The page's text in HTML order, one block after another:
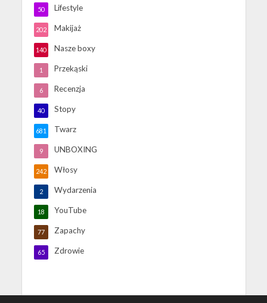
Lifestyle
50
Makijaż
202
Nasze boxy
140
Przekąski
1
Recenzja
6
Stopy
40
Twarz
681
UNBOXING
9
Włosy
242
Wydarzenia
2
YouTube
18
Zapachy
77
Zdrowie
65